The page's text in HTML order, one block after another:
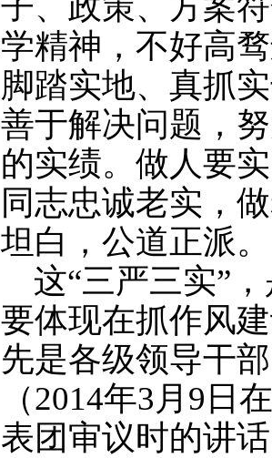
学精神，不好高
脚踏实地、真抓
善于解决问题，
的实绩。做人要
同志忠诚老实，
坦白，公道正派。
这“三严三实”
要体现在抓作风
先是各级领导干
（2014年3月9日
表团审议时的讲